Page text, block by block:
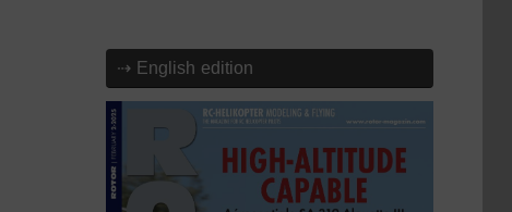
⇢ English edition